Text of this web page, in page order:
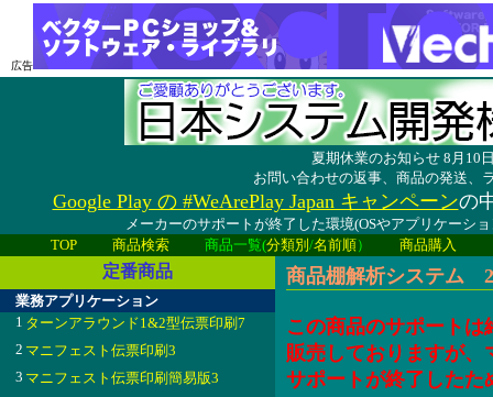
広告
夏期休業のお知らせ 8月10
お問い合わせの返事、商品の発送、
Google Play の #WeArePlay Japan キャンペーンの
メーカーのサポートが終了した環境(OSやアプリケーシ
TOP
商品検索 商品一覧(分類別 /名前順） 商品購入
定番商品
業務アプリケーション
1 ターンアラウンド1&2型伝票印刷7
2 マニフェスト伝票印刷3
3 マニフェスト伝票印刷簡易版3
商品棚解析システム
この商品のサポートは
販売しておりますが、
サポートが終了したた